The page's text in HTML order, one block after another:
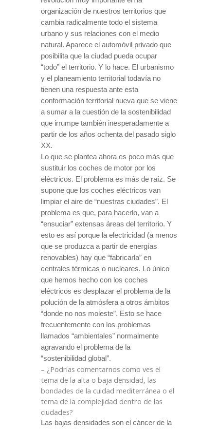
organización de nuestros territorios que
cambia radicalmente todo el sistema
urbano y sus relaciones con el medio
natural. Aparece el automóvil privado que
posibilita que la ciudad pueda ocupar
“todo” el territorio. Y lo hace. El urbanismo
y el planeamiento territorial todavía no
tienen una respuesta ante esta
conformación territorial nueva que se viene
a sumar a la cuestión de la sostenibilidad
que irrumpe también inesperadamente a
partir de los años ochenta del pasado siglo
XX.
Lo que se plantea ahora es poco más que
sustituir los coches de motor por los
eléctricos. El problema es más de raíz. Se
supone que los coches eléctricos van
limpiar el aire de “nuestras ciudades”. El
problema es que, para hacerlo, van a
“ensuciar” extensas áreas del territorio. Y
esto es así porque la electricidad (a menos
que se produzca a partir de energías
renovables) hay que “fabricarla” en
centrales térmicas o nucleares. Lo único
que hemos hecho con los coches
eléctricos es desplazar el problema de la
polución de la atmósfera a otros ámbitos
“donde no nos moleste”. Esto se hace
frecuentemente con los problemas
llamados “ambientales” normalmente
agravando el problema de la
“sostenibilidad global”.
– ¿Podrías comentarnos como ves el
tema de la alta o baja densidad, las
bondades de la cuidad mediterránea o el
tema de la complejidad dentro de las
ciudades?
Las bajas densidades son el cáncer de la